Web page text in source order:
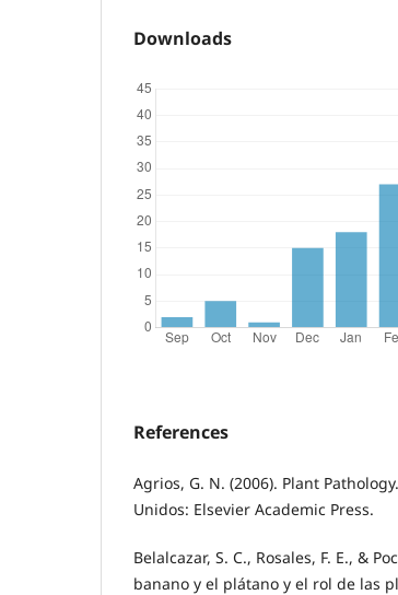
Downloads
References
Agrios, G. N. (2006). Plant
Unidos: Elsevier Academic Press.
Belalcazar, S. C., Rosales, F. E., &
banano y el plátano y el rol de las